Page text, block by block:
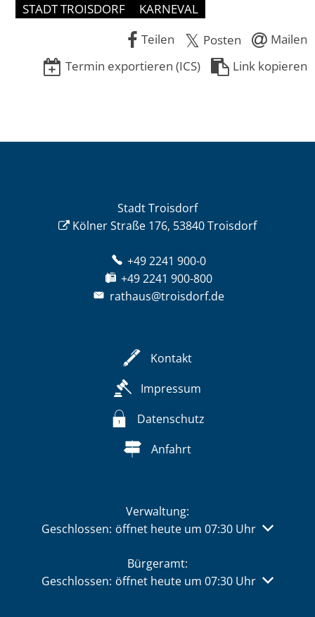
STADT TROISDORF
KARNEVAL
Teilen
Posten
Mailen
Termin exportieren (ICS)
Link kopieren
Stadt Troisdorf
Kölner Straße 176, 53840 Troisdorf
+49 2241 900-0
+49 2241 900-800
rathaus@troisdorf.de
Kontakt
Impressum
Datenschutz
Anfahrt
Verwaltung:
Klicken, um weitere Öffnungs- oder Schließzeiten
Geschlossen: öffnet heute um 07:30 Uhr
Bürgeramt:
Klicken, um weitere Öffnungs- oder Schließzeiten
Geschlossen: öffnet heute um 07:30 Uhr